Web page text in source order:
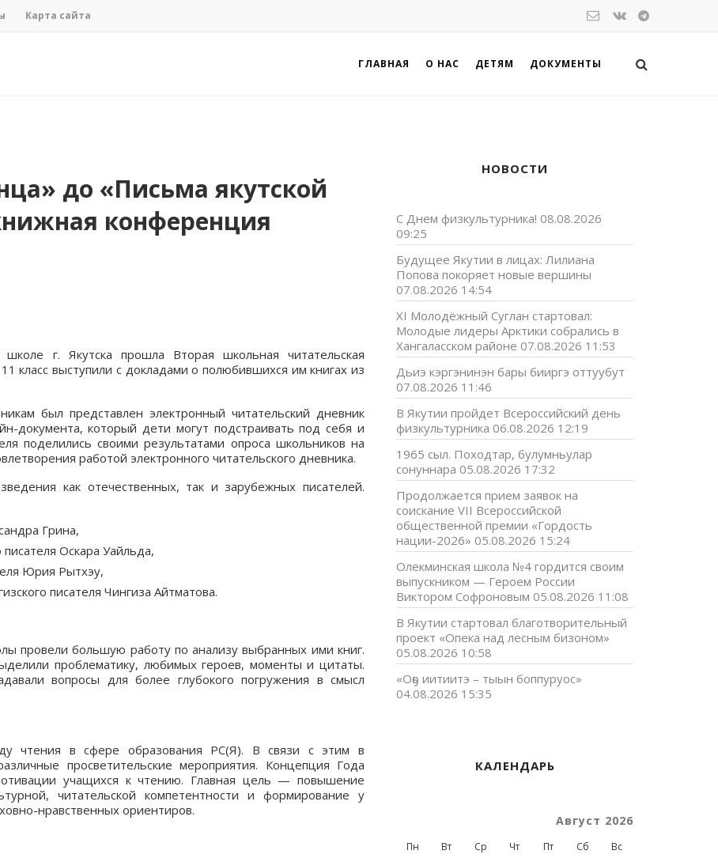
Карта сайта
ГЛАВНАЯ О НАС ДЕТЯМ ДОКУМЕНТЫ
до «Письма якутской
конференция
г. Якутска прошла Вторая школьная читательская
класс выступили с докладами о полюбившихся им книгах из
был представлен электронный читательский дневник
документа, который дети могут подстраивать под себя и
поделились своими результатами опроса школьников на
работой электронного читательского дневника.
как отечественных, так и зарубежных писателей.
Грина,
Оскара Уайльда,
Юрия Рытхэу,
писателя Чингиза Айтматова.
провели большую работу по анализу выбранных ими книг.
проблематику, любимых героев, моменты и цитаты.
вопросы для более глубокого погружения в смысл
чтения в сфере образования РС(Я). В связи с этим в
просветительские мероприятия. Концепция Года
учащихся к чтению. Главная цель — повышение
читательской компетентности и формирование у
нравственных ориентиров.
НОВОСТИ
С Днем физкультурника! 08.08.2026
09:25
Будущее Якутии в лицах: Лилиана
Попова покоряет новые вершины
07.08.2026 14:54
XI Молодёжный Суглан стартовал:
Молодые лидеры Арктики собрались в
Хангаласском районе 07.08.2026 11:53
Дьиэ кэргэнинэн бары бииргэ оттуубут
07.08.2026 11:46
В Якутии пройдет Всероссийский день
физкультурника 06.08.2026 12:19
1965 сыл. Походтар, булумньулар
сонуннара 05.08.2026 17:32
Продолжается прием заявок на
соискание VII Всероссийской
общественной премии «Гордость
нации-2026» 05.08.2026 15:24
Олекминская школа №4 гордится своим
выпускником — Героем России
Виктором Софроновым 05.08.2026 11:08
В Якутии стартовал благотворительный
проект «Опека над лесным бизоном»
05.08.2026 10:58
«Оҕо иитиитэ – тыын боппуруос»
04.08.2026 15:35
КАЛЕНДАРЬ
Август 2026
Пн Вт Ср Чт Пт Сб Вс